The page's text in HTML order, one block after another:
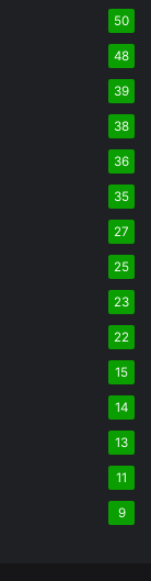
50
48
39
38
36
35
27
25
23
22
15
14
13
11
9